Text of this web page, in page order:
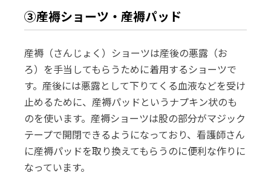
③産褥ショーツ・産褥パッド
産褥（さんじょく）ショーツは産後の悪露（お
ろ）を手当してもらうために着用するショーツで
す。産後には悪露として下りてくる血液などを受け
止めるために、産褥パッドというナプキン状のも
のを使います。産褥ショーツは股の部分がマジック
テープで開閉できるようになっており、看護師さん
に産褥パッドを取り換えてもらうのに便利な作りに
なっています。